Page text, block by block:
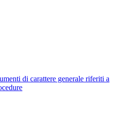
di carattere generale riferiti a